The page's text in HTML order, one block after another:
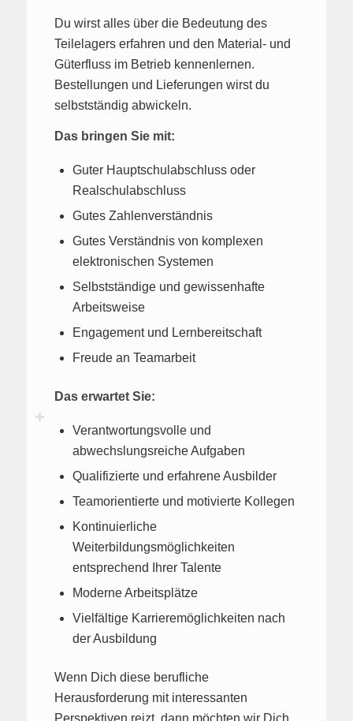
Du wirst alles über die Bedeutung des
Teilelagers erfahren und den Material- und
Güterfluss im Betrieb kennenlernen.
Bestellungen und Lieferungen wirst du
selbstständig abwickeln.
Das bringen Sie mit:
Guter Hauptschulabschluss oder
Realschulabschluss
Gutes Zahlenverständnis
Gutes Verständnis von komplexen
elektronischen Systemen
Selbstständige und gewissenhafte
Arbeitsweise
Engagement und Lernbereitschaft
Freude an Teamarbeit
Das erwartet Sie:
Verantwortungsvolle und
abwechslungsreiche Aufgaben
Qualifizierte und erfahrene Ausbilder
Teamorientierte und motivierte Kollegen
Kontinuierliche
Weiterbildungsmöglichkeiten
entsprechend Ihrer Talente
Moderne Arbeitsplätze
Vielfältige Karrieremöglichkeiten nach
der Ausbildung
Wenn Dich diese berufliche
Herausforderung mit interessanten
Perspektiven reizt, dann möchten wir Dich